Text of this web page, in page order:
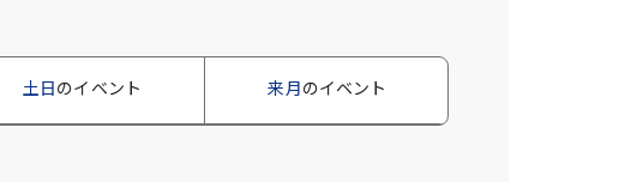
土日のイベント 来月のイベント